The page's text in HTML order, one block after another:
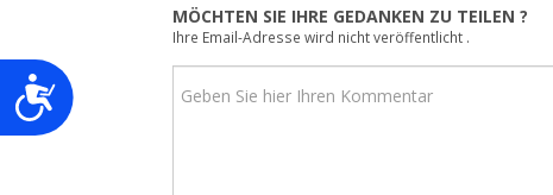
Barrierefreiheit
MÖCHTEN SIE IHRE GEDANKEN ZU TEILEN ?
Ihre Email-Adresse wird nicht veröffentlicht .